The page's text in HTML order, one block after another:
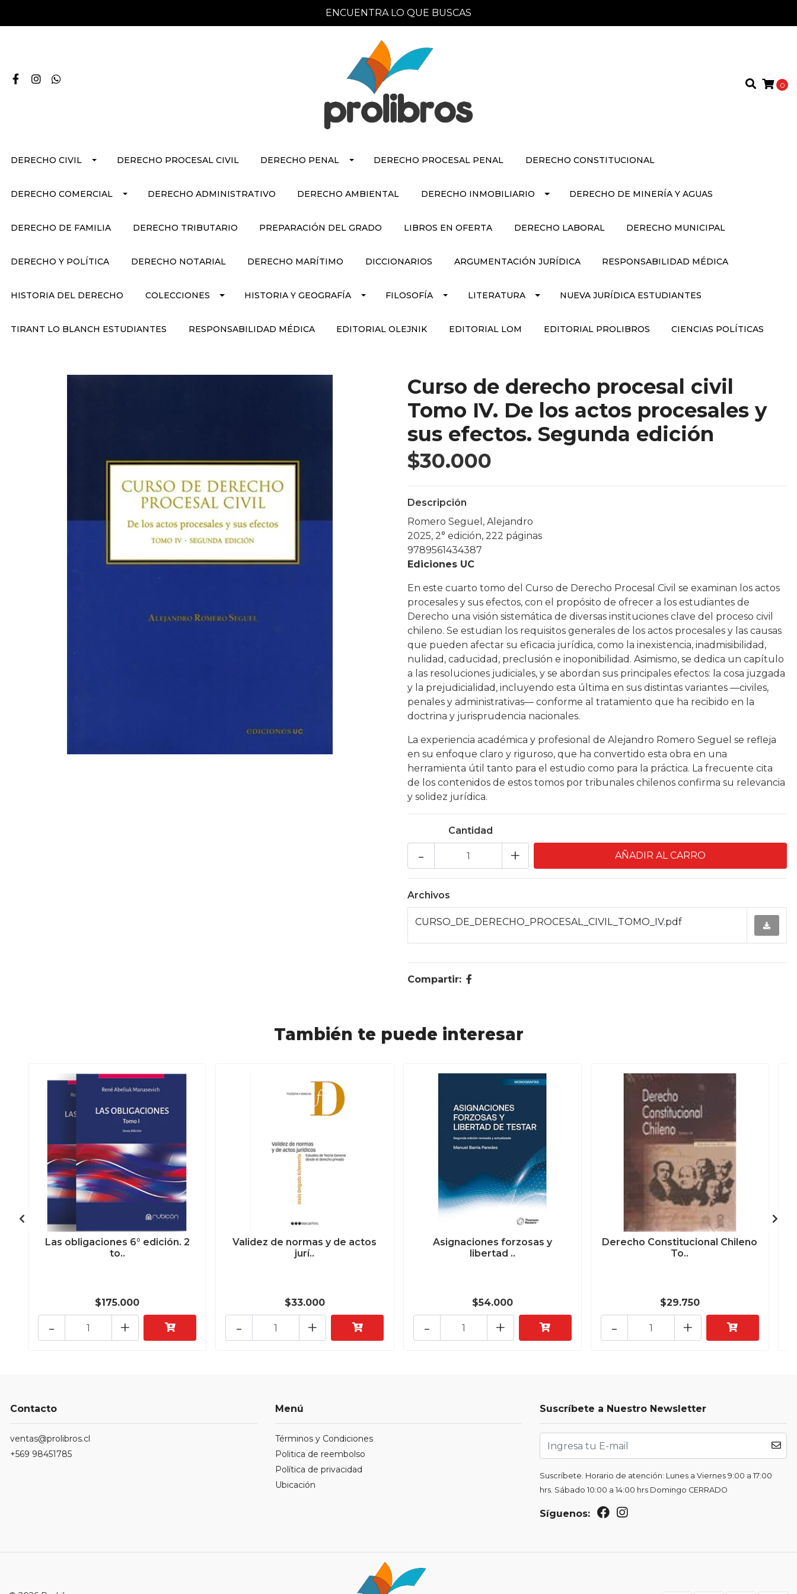
ENCUENTRA LO QUE BUSCAS
0
DERECHO CIVIL DERECHO PROCESAL CIVIL DERECHO PENAL DERECHO PROCESAL PENAL DERECHO CONSTITUCIONAL
DERECHO COMERCIAL DERECHO ADMINISTRATIVO DERECHO AMBIENTAL DERECHO INMOBILIARIO DERECHO DE MINERÍA Y AGUAS
DERECHO DE FAMILIA DERECHO TRIBUTARIO PREPARACIÓN DEL GRADO LIBROS EN OFERTA DERECHO LABORAL DERECHO MUNICIPAL
DERECHO Y POLÍTICA DERECHO NOTARIAL DERECHO MARÍTIMO DICCIONARIOS ARGUMENTACIÓN JURÍDICA RESPONSABILIDAD MÉDICA
HISTORIA DEL DERECHO COLECCIONES HISTORIA Y GEOGRAFÍA FILOSOFÍA LITERATURA NUEVA JURÍDICA ESTUDIANTES
TIRANT LO BLANCH ESTUDIANTES RESPONSABILIDAD MÉDICA EDITORIAL OLEJNIK EDITORIAL LOM EDITORIAL PROLIBROS CIENCIAS POLÍTICAS
Curso de derecho procesal civil
Tomo IV. De los actos procesales y
sus efectos. Segunda edición
$30.000
Descripción
Romero Seguel, Alejandro
2025, 2° edición, 222 páginas
9789561434387
Ediciones UC
En este cuarto tomo del Curso de Derecho Procesal Civil se examinan los actos
procesales y sus efectos, con el propósito de ofrecer a los estudiantes de
Derecho una visión sistemática de diversas instituciones clave del proceso civil
chileno. Se estudian los requisitos generales de los actos procesales y las causas
que pueden afectar su eficacia jurídica, como la inexistencia, inadmisibilidad,
nulidad, caducidad, preclusión e inoponibilidad. Asimismo, se dedica un capítulo
a las resoluciones judiciales, y se abordan sus principales efectos: la cosa juzgada
y la prejudicialidad, incluyendo esta última en sus distintas variantes —civiles,
penales y administrativas— conforme al tratamiento que ha recibido en la
doctrina y jurisprudencia nacionales.
La experiencia académica y profesional de Alejandro Romero Seguel se refleja
en su enfoque claro y riguroso, que ha convertido esta obra en una
herramienta útil tanto para el estudio como para la práctica. La frecuente cita
de los contenidos de estos tomos por tribunales chilenos confirma su relevancia
y solidez jurídica.
Cantidad
+
-
Archivos
CURSO_DE_DERECHO_PROCESAL_CIVIL_TOMO_IV.pdf
Compartir:
También te puede interesar
Las obligaciones 6° edición. 2
to..
$175.000
+
-
Validez de normas y de actos
jurí..
$33.000
+
-
Asignaciones forzosas y
libertad ..
$54.000
+
-
Derecho Constitucional Chileno
To..
$29.750
+
-
Contacto
ventas@prolibros.cl
+569 98451785
Menú
Términos y Condiciones
Politica de reembolso
Política de privacidad
Ubicación
Suscríbete a Nuestro Newsletter
Suscríbete. Horario de atención: Lunes a Viernes 9:00 a 17:00
hrs. Sábado 10:00 a 14:00 hrs Domingo CERRADO
Síguenos: